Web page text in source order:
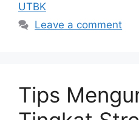
UTBK
Leave a comment
Tips